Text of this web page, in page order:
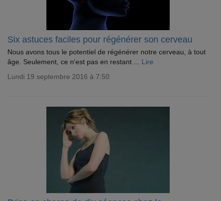
Six astuces faciles pour régénérer son cerveau
Nous avons tous le potentiel de régénérer notre cerveau, à tout
âge. Seulement, ce n'est pas en restant ... Lire
Lundi 19 septembre 2016 à 7:50